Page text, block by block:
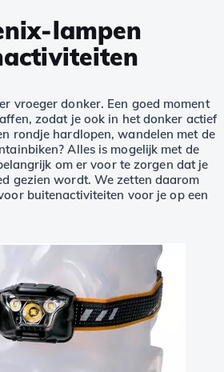
lampen
vroeger donker. Een goed moment
zodat je ook in het donker actief
rondje hardlopen, wandelen met de
Alles is mogelijk met de
om er voor te zorgen dat je
gezien wordt. We zetten daarom
buitenactiviteiten voor je op een